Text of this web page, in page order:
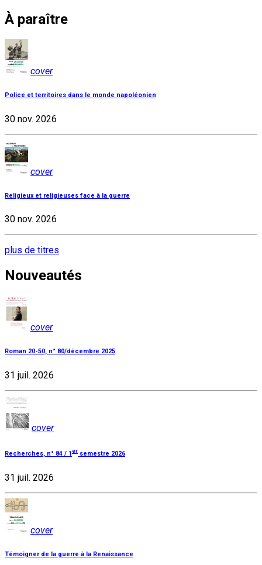
À paraître
cover
Police et territoires dans le monde napoléonien
30 nov. 2026
cover
Religieux et religieuses face à la guerre
30 nov. 2026
plus de titres
Nouveautés
cover
Roman 20-50, n° 80/décembre 2025
31 juil. 2026
cover
Recherches, n° 84 / 1er semestre 2026
31 juil. 2026
cover
Témoigner de la guerre à la Renaissance